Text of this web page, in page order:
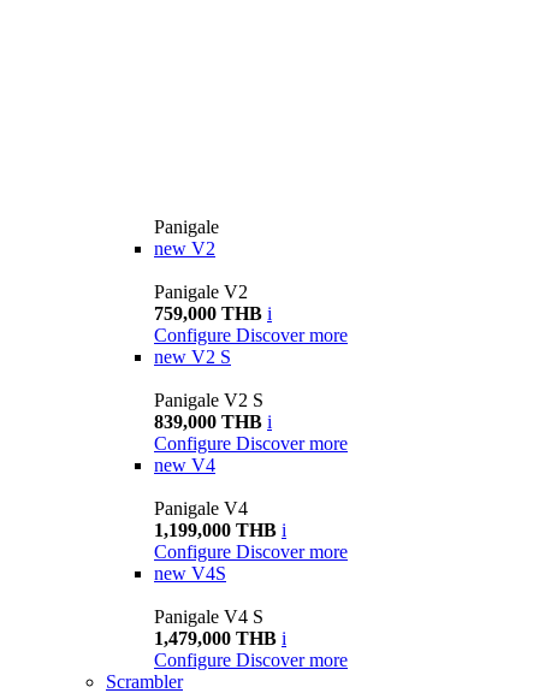
Panigale
new V2
Panigale V2
759,000 THB i
Configure Discover more
new V2 S
Panigale V2 S
839,000 THB i
Configure Discover more
new V4
Panigale V4
1,199,000 THB i
Configure Discover more
new V4S
Panigale V4 S
1,479,000 THB i
Configure Discover more
Scrambler